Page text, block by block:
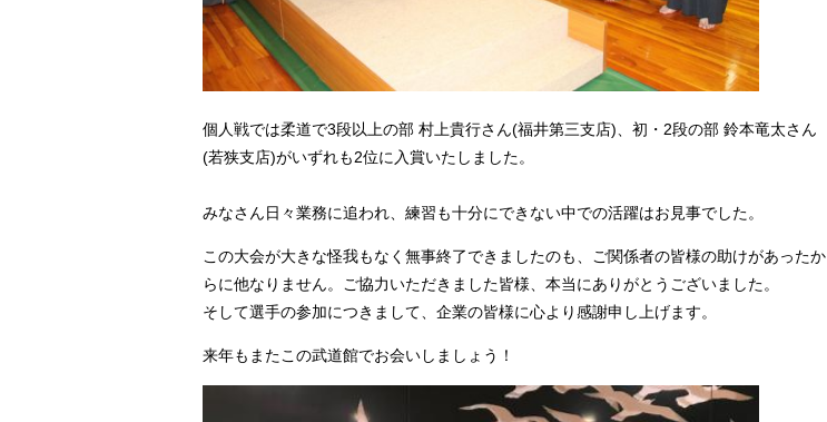
個人戦では柔道で3段以上の部 村上貴行さん(福井第三支店)、初・2段の部 鈴本竜太さん
(若狭支店)がいずれも2位に入賞いたしました。
みなさん日々業務に追われ、練習も十分にできない中での活躍はお見事でした。
この大会が大きな怪我もなく無事終了できましたのも、ご関係者の皆様の助けがあったか
らに他なりません。ご協力いただきました皆様、本当にありがとうございました。
そして選手の参加につきまして、企業の皆様に心より感謝申し上げます。
来年もまたこの武道館でお会いしましょう！